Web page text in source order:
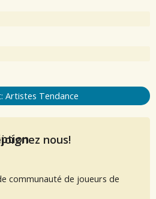
Artistes Tendance
nous!
communauté de joueurs de